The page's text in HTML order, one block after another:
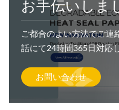
お手伝いしま
ご都合のよい方法でご連
話にて24時間365日対応
お問い合わせ